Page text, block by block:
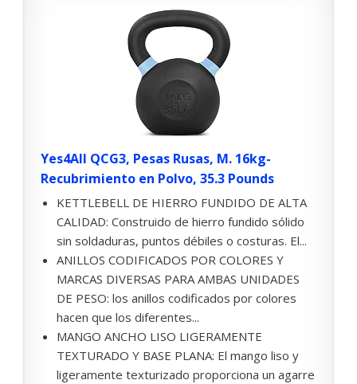
Yes4All QCG3, Pesas Rusas, M. 16kg-
Recubrimiento en Polvo, 35.3 Pounds
KETTLEBELL DE HIERRO FUNDIDO DE ALTA
CALIDAD: Construido de hierro fundido sólido
sin soldaduras, puntos débiles o costuras. El...
ANILLOS CODIFICADOS POR COLORES Y
MARCAS DIVERSAS PARA AMBAS UNIDADES
DE PESO: los anillos codificados por colores
hacen que los diferentes...
MANGO ANCHO LISO LIGERAMENTE
TEXTURADO Y BASE PLANA: El mango liso y
ligeramente texturizado proporciona un agarre